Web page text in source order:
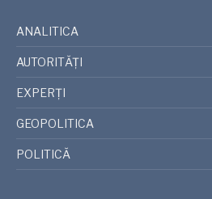
ANALITICA
AUTORITĂȚI
EXPERȚI
GEOPOLITICA
POLITICĂ